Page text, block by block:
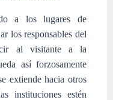
a los lugares de
los responsables del
al visitante a la
así forzosamente
extiende hacia otros
instituciones estén